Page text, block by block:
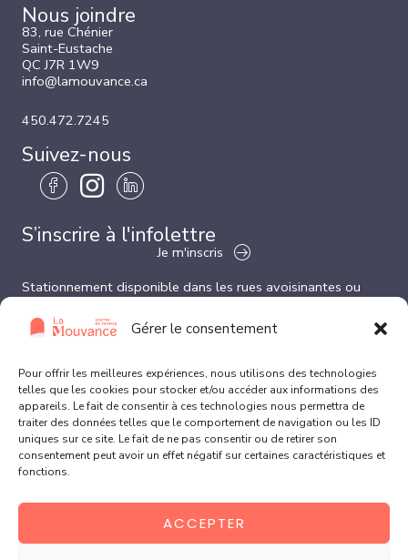
Gérer le consentement
Pour offrir les meilleures expériences, nous utilisons des technologies
telles que les cookies pour stocker et/ou accéder aux informations des
appareils. Le fait de consentir à ces technologies nous permettra de
traiter des données telles que le comportement de navigation ou les ID
uniques sur ce site. Le fait de ne pas consentir ou de retirer son
consentement peut avoir un effet négatif sur certaines caractéristiques et
fonctions.
ACCEPTER
Nous joindre
83, rue Chénier
Saint-Eustache
QC J7R 1W9
info@lamouvance.ca
450.472.7245
Suivez-nous
S’inscrire à l'infolettre
Je m'inscris
Stationnement disponible dans les rues avoisinantes ou
Veuillez nous aviser si vous désirez une place réservée pour
les gens à mobilité réduite.
Liens utiles